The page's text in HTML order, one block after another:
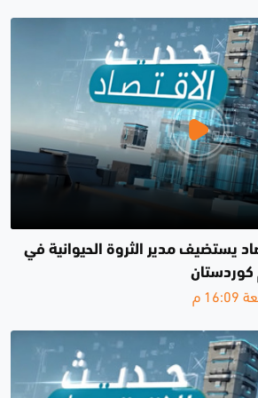
يستضيف مدير الثروة الحيوانية في
كوردستان